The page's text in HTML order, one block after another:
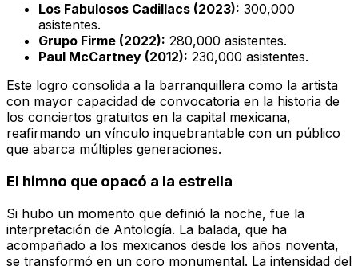
Los Fabulosos Cadillacs (2023): 300,000
asistentes.
Grupo Firme (2022): 280,000 asistentes.
Paul McCartney (2012): 230,000 asistentes.
Este logro consolida a la barranquillera como la artista
con mayor capacidad de convocatoria en la historia de
los conciertos gratuitos en la capital mexicana,
reafirmando un vínculo inquebrantable con un público
que abarca múltiples generaciones.
El himno que opacó a la estrella
Si hubo un momento que definió la noche, fue la
interpretación de Antología. La balada, que ha
acompañado a los mexicanos desde los años noventa,
se transformó en un coro monumental. La intensidad del